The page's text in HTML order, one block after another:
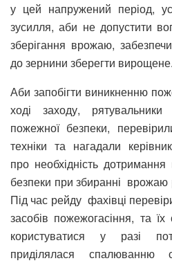
у цей напружений період,
зусилля, аби не допустити
зберігання врожаю,
до зернини зберегти вирощене.
Аби запобігти виникненню
ході заходу,
пожежної безпеки,
техніки та нагадали
про необхідність
безпеки при збиранні врожаю
Під час рейду фахівці
засобів пожежогасіння, та
користуватися у разі
приділялася спалюванню